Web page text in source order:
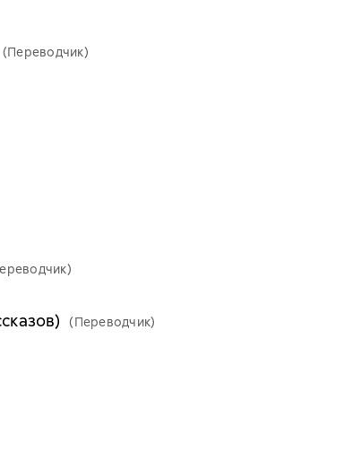
(Переводчик)
(Переводчик)